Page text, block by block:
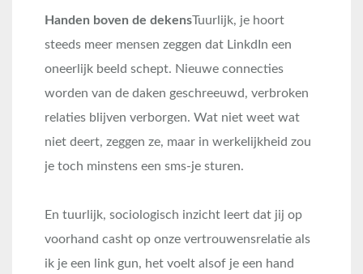
Handen boven de dekensTuurlijk, je hoort
steeds meer mensen zeggen dat LinkdIn een
oneerlijk beeld schept. Nieuwe connecties
worden van de daken geschreeuwd, verbroken
relaties blijven verborgen. Wat niet weet wat
niet deert, zeggen ze, maar in werkelijkheid zou
je toch minstens een sms-je sturen.
En tuurlijk, sociologisch inzicht leert dat jij op
voorhand casht op onze vertrouwensrelatie als
ik je een link gun, het voelt alsof je een hand